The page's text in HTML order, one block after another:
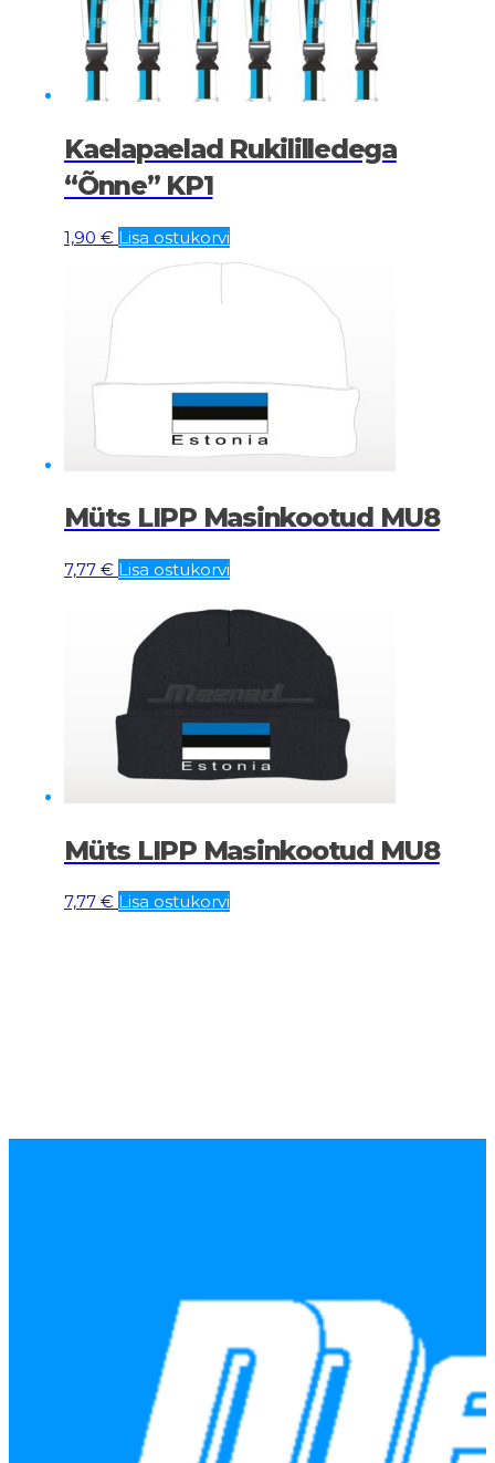
Kaelapaelad Rukililledega
“Õnne” KP1
1,90 € Lisa ostukorvi
Müts LIPP Masinkootud MU8
7,77 € Lisa ostukorvi
Müts LIPP Masinkootud MU8
7,77 € Lisa ostukorvi